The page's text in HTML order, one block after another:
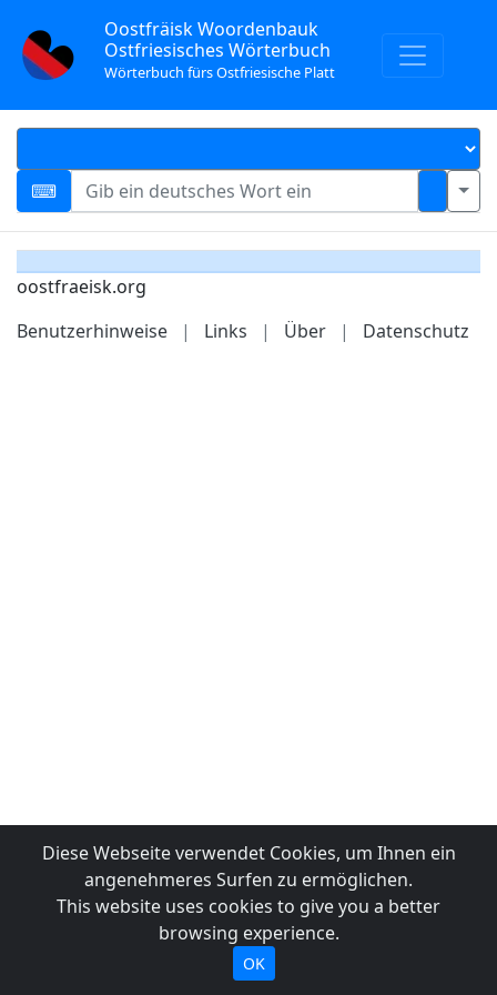
Oostfräisk Woordenbauk
Ostfriesisches Wörterbuch
Wörterbuch fürs Ostfriesische Platt
oostfraeisk.org
Benutzerhinweise
| Links | Über | Datenschutz
Diese Webseite verwendet Cookies, um Ihnen ein
angenehmeres Surfen zu ermöglichen.
This website uses cookies to give you a better
browsing experience.
OK